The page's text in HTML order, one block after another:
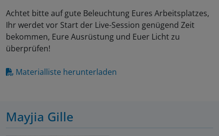
Achtet bitte auf gute Beleuchtung Eures Arbeitsplatzes,
Ihr werdet vor Start der Live-Session genügend Zeit
bekommen, Eure Ausrüstung und Euer Licht zu
überprüfen!
Materialliste herunterladen
Mayjia Gille